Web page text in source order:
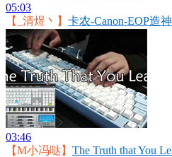
05:03
【_清煜丶】 卡农-Canon-EOP造
03:46
【M小冯哒】 The Truth that You